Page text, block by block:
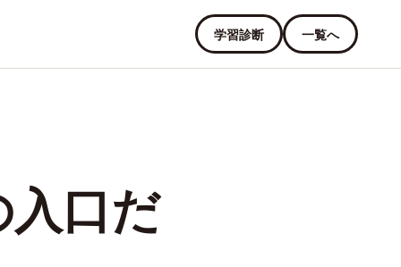
学習診断 一覧へ
入口だ